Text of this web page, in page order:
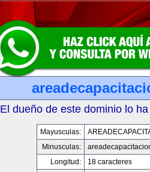
El dueño de este dominio lo
Mayusculas:
Minusculas:
Longitud:
18 caracteres